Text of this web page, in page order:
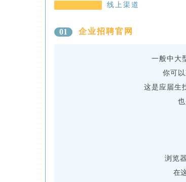
线上渠道
01 企业招聘官网
一般中大
你可
这是应届生
浏览
在